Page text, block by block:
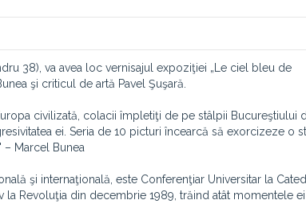
38), va avea loc vernisajul expoziţiei „Le ciel bleu de
şi criticul de artă Pavel Şuşară.
civilizată, colacii împletiţi de pe stâlpii Bucureştiului
ei. Seria de 10 picturi încearcă să exorcizeze o
– Marcel Bunea
şi internaţională, este Conferenţiar Universitar la
la Revoluţia din decembrie 1989, trăind atât momentele